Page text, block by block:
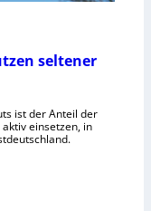
seltener
ist der Anteil der
einsetzen, in